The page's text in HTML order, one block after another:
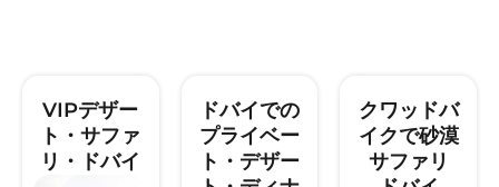
VIPデザー
ト・サファ
リ・ドバイ
ドバイでの
プライベー
ト・デザー
クワッドバ
イクで砂漠
サファリ